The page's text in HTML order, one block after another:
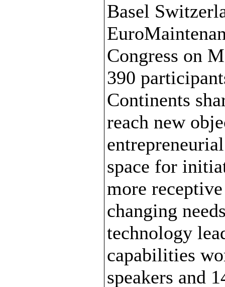
Basel
Congress on
390
Continents
reach new
space for
more
changing
technology
capabilities
speakers and